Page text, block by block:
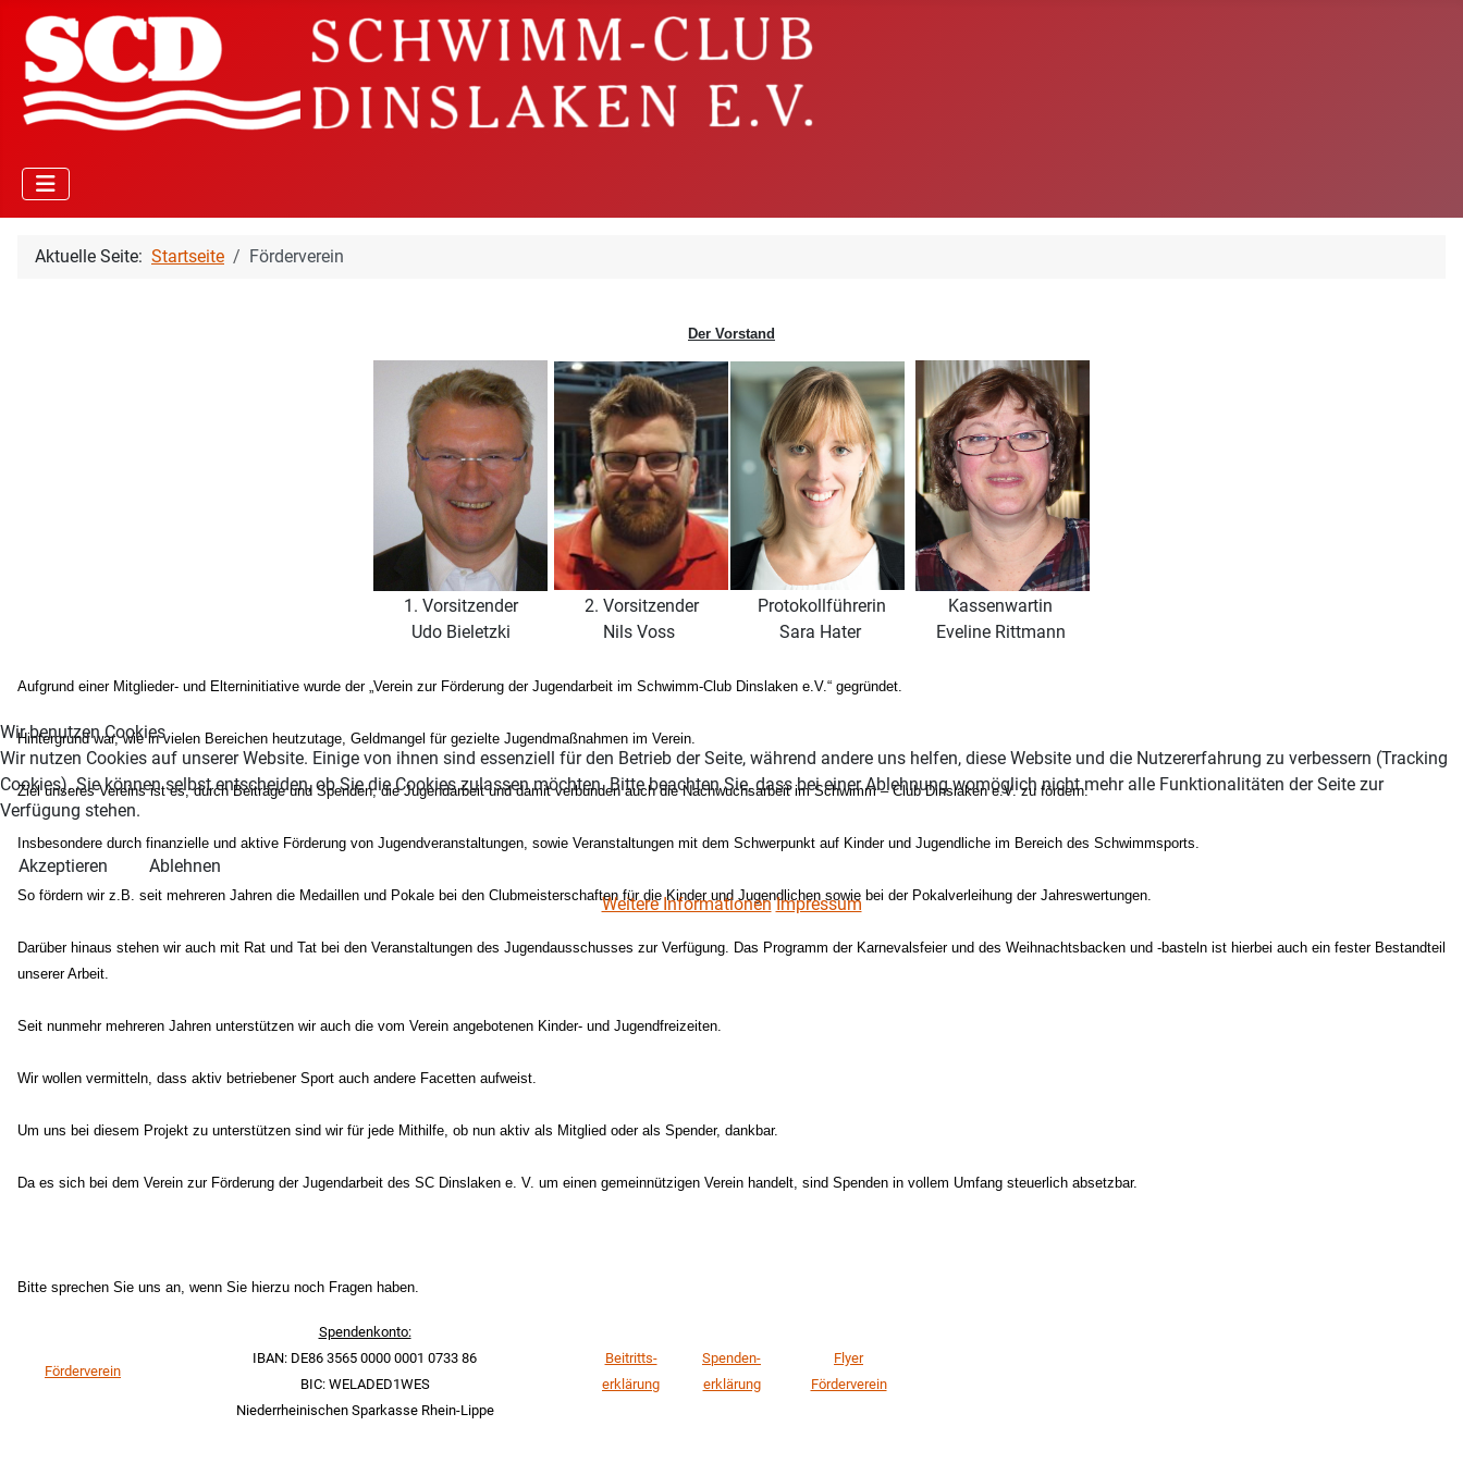
Aktuelle Seite: Startseite Förderverein
Der Vorstand
1. Vorsitzender
Udo Bieletzki
2. Vorsitzender
Nils Voss
Protokollführerin
Sara Hater
Kassenwartin
Eveline Rittmann
Aufgrund einer Mitglieder- und Elterninitiative wurde der „Verein zur Förderung der Jugendarbeit im Schwimm-Club Dinslaken e.V.“ gegründet.
Hintergrund war, wie in vielen Bereichen heutzutage, Geldmangel für gezielte Jugendmaßnahmen im Verein.
Ziel unseres Vereins ist es, durch Beiträge und Spenden, die Jugendarbeit und damit verbunden auch die Nachwuchsarbeit im Schwimm – Club Dinslaken e.V. zu fördern.
Insbesondere durch finanzielle und aktive Förderung von Jugendveranstaltungen, sowie Veranstaltungen mit dem Schwerpunkt auf Kinder und Jugendliche im Bereich des Schwimmsports.
So fördern wir z.B. seit mehreren Jahren die Medaillen und Pokale bei den Clubmeisterschaften für die Kinder und Jugendlichen sowie bei der Pokalverleihung der Jahreswertungen.
Darüber hinaus stehen wir auch mit Rat und Tat bei den Veranstaltungen des Jugendausschusses zur Verfügung. Das Programm der Karnevalsfeier und des Weihnachtsbacken und -basteln ist hierbei auch ein fester Bestandteil
unserer Arbeit.
Seit nunmehr mehreren Jahren unterstützen wir auch die vom Verein angebotenen Kinder- und Jugendfreizeiten.
Wir wollen vermitteln, dass aktiv betriebener Sport auch andere Facetten aufweist.
Um uns bei diesem Projekt zu unterstützen sind wir für jede Mithilfe, ob nun aktiv als Mitglied oder als Spender, dankbar.
Da es sich bei dem Verein zur Förderung der Jugendarbeit des SC Dinslaken e. V. um einen gemeinnützigen Verein handelt, sind Spenden in vollem Umfang steuerlich absetzbar.
Bitte sprechen Sie uns an, wenn Sie hierzu noch Fragen haben.
Förderverein
Spendenkonto:
IBAN: DE86 3565 0000 0001 0733 86
BIC: WELADED1WES
Niederrheinischen Sparkasse Rhein-Lippe
Beitritts-
erklärung
Spenden-
erklärung
Flyer
Förderverein
Wir benutzen Cookies
Wir nutzen Cookies auf unserer Website. Einige von ihnen sind essenziell für den Betrieb der Seite, während andere uns helfen, diese Website und die Nutzererfahrung zu verbessern (Tracking
Cookies). Sie können selbst entscheiden, ob Sie die Cookies zulassen möchten. Bitte beachten Sie, dass bei einer Ablehnung womöglich nicht mehr alle Funktionalitäten der Seite zur
Verfügung stehen.
Akzeptieren
Ablehnen
Weitere Informationen Impressum